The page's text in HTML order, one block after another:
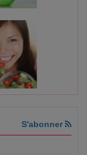
S'abonner